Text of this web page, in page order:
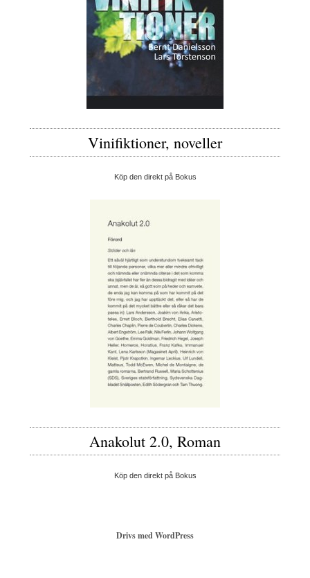
Vinifiktioner, noveller
Köp den direkt på Bokus
Anakolut 2.0, Roman
Köp den direkt på Bokus
Drivs med WordPress